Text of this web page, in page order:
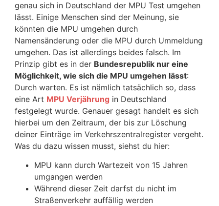
genau sich in Deutschland der MPU Test umgehen
lässt. Einige Menschen sind der Meinung, sie
könnten die MPU umgehen durch
Namensänderung oder die MPU durch Ummeldung
umgehen. Das ist allerdings beides falsch. Im
Prinzip gibt es in der Bundesrepublik nur eine
Möglichkeit, wie sich die MPU umgehen lässt:
Durch warten. Es ist nämlich tatsächlich so, dass
eine Art MPU Verjährung in Deutschland
festgelegt wurde. Genauer gesagt handelt es sich
hierbei um den Zeitraum, der bis zur Löschung
deiner Einträge im Verkehrszentralregister vergeht.
Was du dazu wissen musst, siehst du hier:
MPU kann durch Wartezeit von 15 Jahren
umgangen werden
Während dieser Zeit darfst du nicht im
Straßenverkehr auffällig werden